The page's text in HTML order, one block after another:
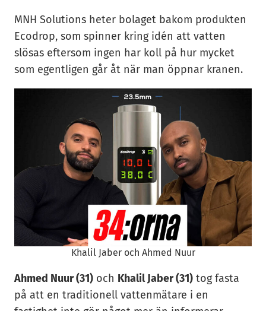
MNH Solutions heter bolaget bakom produkten
Ecodrop, som spinner kring idén att vatten
slösas eftersom ingen har koll på hur mycket
som egentligen går åt när man öppnar kranen.
Khalil Jaber och Ahmed Nuur
Ahmed Nuur (31) och Khalil Jaber (31) tog fasta
på att en traditionell vattenmätare i en